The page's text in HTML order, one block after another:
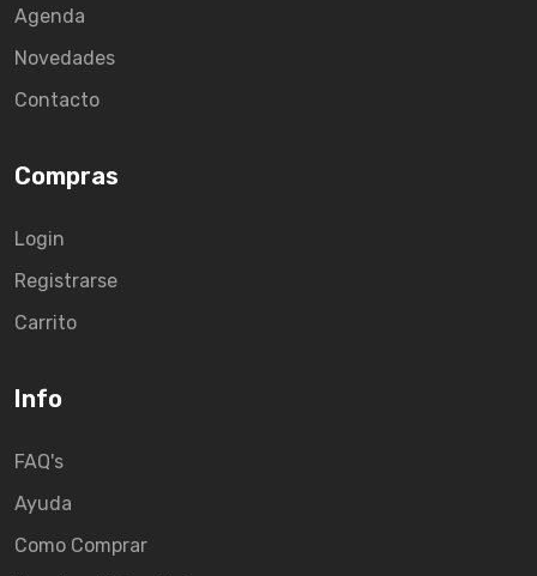
Agenda
Novedades
Contacto
Compras
Login
Registrarse
Carrito
Info
FAQ's
Ayuda
Como Comprar